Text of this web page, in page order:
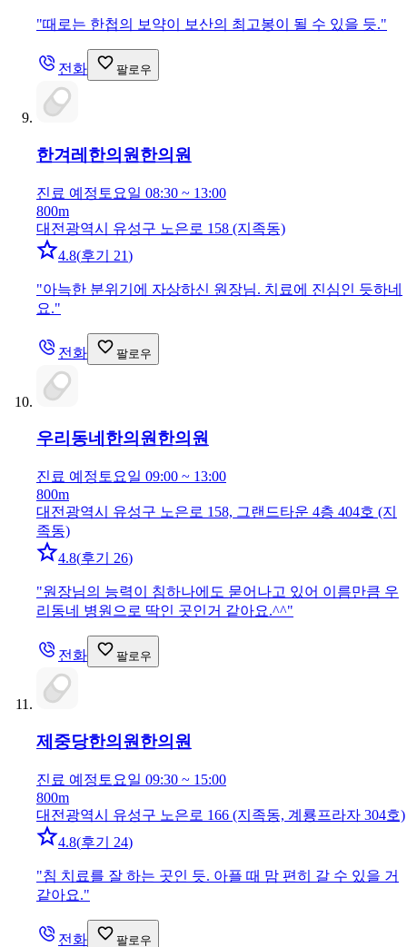
"때로는 한첩의 보약이 보산의 최고봉이 될 수 있을 듯."
전화 팔로우
한겨레한의원 한의원
진료 예정 토요일 08:30 ~ 13:00
800m
대전광역시 유성구 노은로 158 (지족동)
4.8(후기 21)
"아늑한 분위기에 자상하신 원장님. 치료에 진심인 듯하네
요."
전화 팔로우
우리동네한의원한의원
진료 예정 토요일 09:00 ~ 13:00
800m
대전광역시 유성구 노은로 158, 그랜드타운 4층 404호 (지
족동)
4.8(후기 26)
"원장님의 능력이 침하나에도 묻어나고 있어 이름만큼 우
리동네 병원으로 딱인 곳인거 같아요.^^"
전화 팔로우
제중당한의원 한의원
진료 예정 토요일 09:30 ~ 15:00
800m
대전광역시 유성구 노은로 166 (지족동, 계룡프라자 304호)
4.8(후기 24)
"침 치료를 잘 하는 곳인 듯. 아플 때 맘 편히 갈 수 있을 거
같아요."
전화 팔로우